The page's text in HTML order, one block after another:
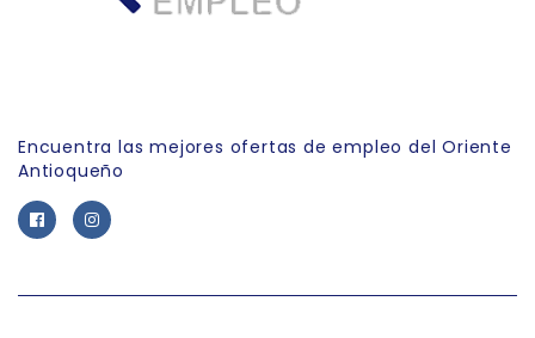
Encuentra las mejores ofertas de empleo del Oriente
Antioqueño